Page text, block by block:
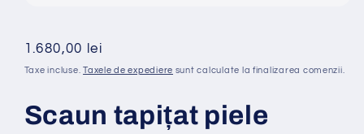
Preț
obișnuit
1.680,00 lei
Taxe incluse.Taxele de expediere sunt calculate la finalizarea comenzii.
Scaun tapițat piele